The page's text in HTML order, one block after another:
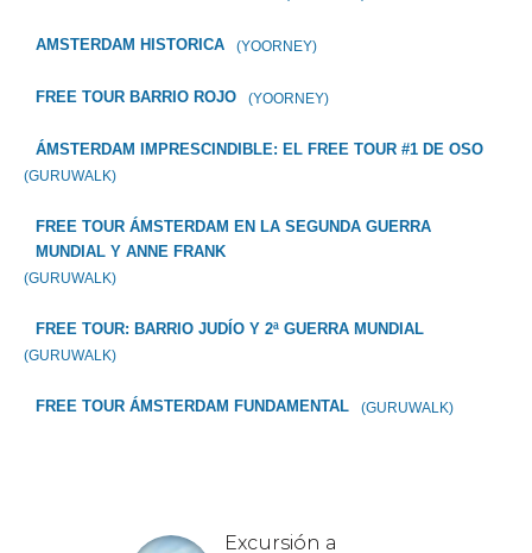
AMSTERDAM HISTORICA (YOORNEY)
FREE TOUR BARRIO ROJO (YOORNEY)
ÁMSTERDAM IMPRESCINDIBLE: EL FREE TOUR #1 DE OSO
(GURUWALK)
FREE TOUR ÁMSTERDAM EN LA SEGUNDA GUERRA
MUNDIAL Y ANNE FRANK
(GURUWALK)
FREE TOUR: BARRIO JUDÍO Y 2ª GUERRA MUNDIAL
(GURUWALK)
FREE TOUR ÁMSTERDAM FUNDAMENTAL (GURUWALK)